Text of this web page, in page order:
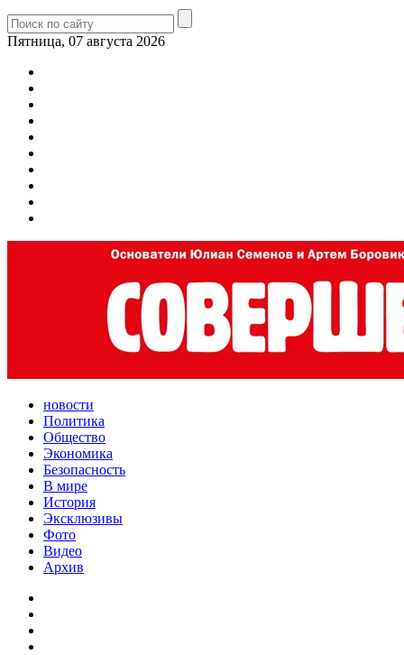
Пятница, 07 августа 2026
новости
Политика
Общество
Экономика
Безопасность
В мире
История
Эксклюзивы
Фото
Видео
Архив